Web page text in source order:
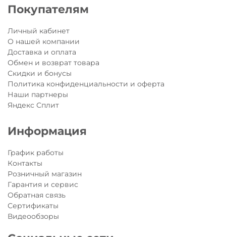
1. Нажать на металлический колпачок тросика до щелчка,
чтобы выставить или изменить код.
Для того, чтобы вытащить тросик, нужно нажать на кнопку на
2.Важно:выставлять или изменять код нужно при открытом
замке.
Покупателям
Личный кабинет
О нашей компании
Доставка и оплата
Обмен и возврат товара
Скидки и бонусы
Политика конфиденциальности и оферта
Наши партнеры
Яндекс Сплит
Информация
График работы
Контакты
Розничный магазин
Гарантия и сервис
Обратная связь
Сертификаты
Видеообзоры